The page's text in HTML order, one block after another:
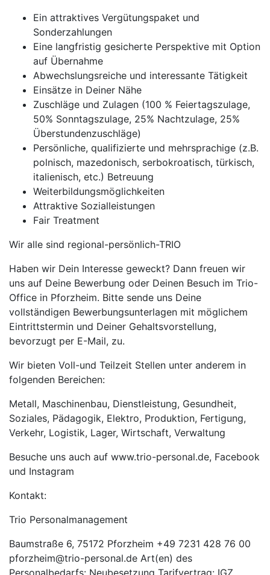
Ein attraktives Vergütungspaket und
Sonderzahlungen
Eine langfristig gesicherte Perspektive mit Option
auf Übernahme
Abwechslungsreiche und interessante Tätigkeit
Einsätze in Deiner Nähe
Zuschläge und Zulagen (100 % Feiertagszulage,
50% Sonntagszulage, 25% Nachtzulage, 25%
Überstundenzuschläge)
Persönliche, qualifizierte und mehrsprachige (z.B.
polnisch, mazedonisch, serbokroatisch, türkisch,
italienisch, etc.) Betreuung
Weiterbildungsmöglichkeiten
Attraktive Sozialleistungen
Fair Treatment
Wir alle sind regional-persönlich-TRIO
Haben wir Dein Interesse geweckt? Dann freuen wir
uns auf Deine Bewerbung oder Deinen Besuch im Trio-
Office in Pforzheim. Bitte sende uns Deine
vollständigen Bewerbungsunterlagen mit möglichem
Eintrittstermin und Deiner Gehaltsvorstellung,
bevorzugt per E-Mail, zu.
Wir bieten Voll-und Teilzeit Stellen unter anderem in
folgenden Bereichen:
Metall, Maschinenbau, Dienstleistung, Gesundheit,
Soziales, Pädagogik, Elektro, Produktion, Fertigung,
Verkehr, Logistik, Lager, Wirtschaft, Verwaltung
Besuche uns auch auf www.trio-personal.de, Facebook
und Instagram
Kontakt:
Trio Personalmanagement
Baumstraße 6, 75172 Pforzheim +49 7231 428 76 00
pforzheim@trio-personal.de Art(en) des
Personalbedarfs: Neubesetzung Tarifvertrag: IGZ